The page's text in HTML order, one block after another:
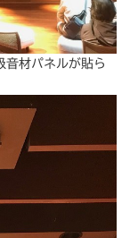
音材パネルが貼ら